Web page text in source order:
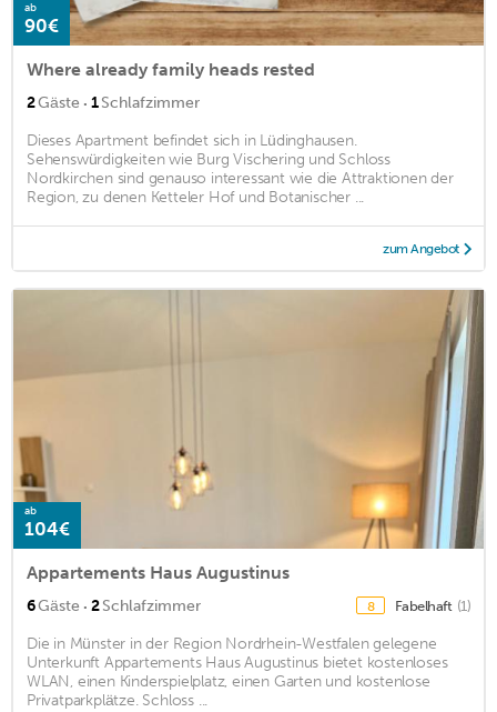
ab
90€
Where already family heads rested
2Gäste · 1Schlafzimmer
Dieses Apartment befindet sich in Lüdinghausen.
Sehenswürdigkeiten wie Burg Vischering und Schloss
Nordkirchen sind genauso interessant wie die Attraktionen der
Region, zu denen Ketteler Hof und Botanischer ...
zum Angebot
ab
104€
Appartements Haus Augustinus
6Gäste · 2Schlafzimmer 8 Fabelhaft (1)
Die in Münster in der Region Nordrhein-Westfalen gelegene
Unterkunft Appartements Haus Augustinus bietet kostenloses
WLAN, einen Kinderspielplatz, einen Garten und kostenlose
Privatparkplätze. Schloss ...